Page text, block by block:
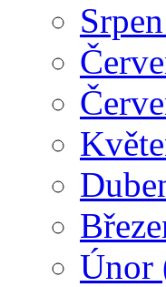
Srpen
Únor